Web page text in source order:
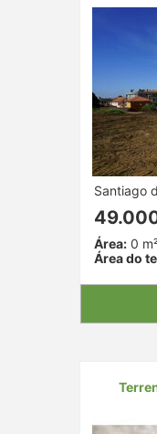
Santiago
Área:0
Área do